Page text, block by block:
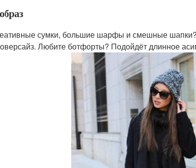
сумки, большие шарфы и смешные
Любите ботфорты? Подойдёт длинное